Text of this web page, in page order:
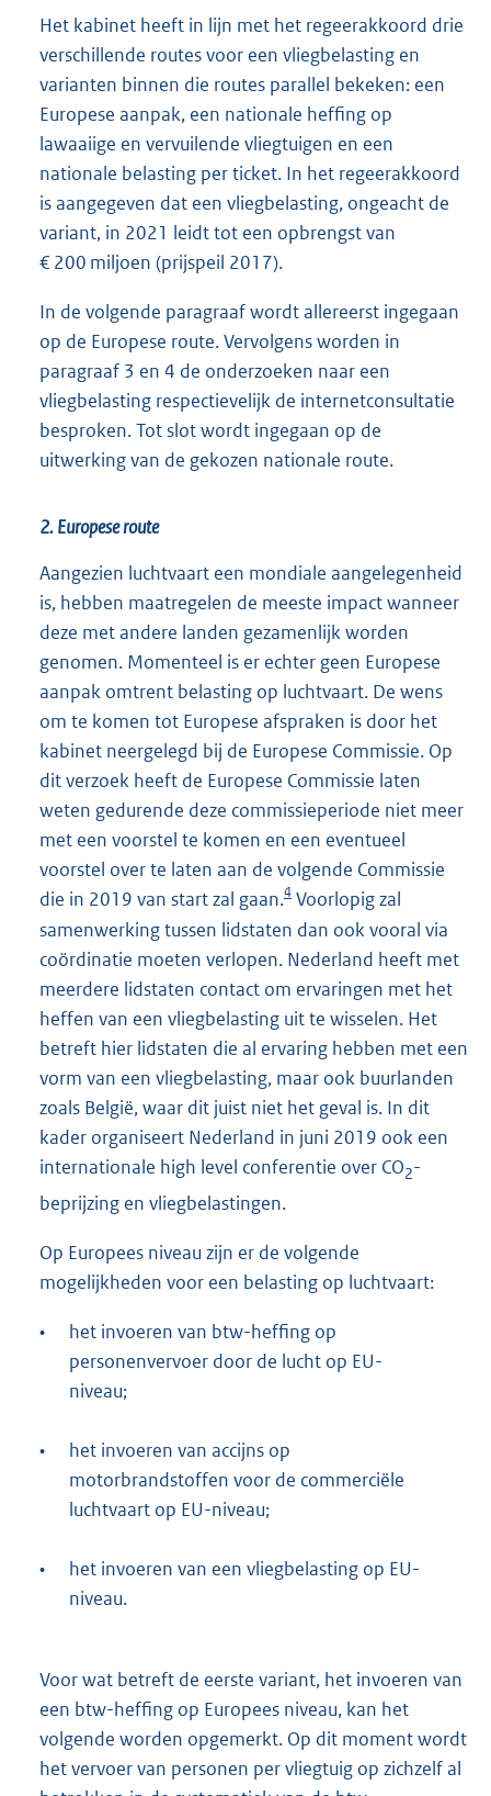
Het kabinet heeft in lijn met het regeerakkoord drie
verschillende routes voor een vliegbelasting en
varianten binnen die routes parallel bekeken: een
Europese aanpak, een nationale heffing op
lawaaiige en vervuilende vliegtuigen en een
nationale belasting per ticket. In het regeerakkoord
is aangegeven dat een vliegbelasting, ongeacht de
variant, in 2021 leidt tot een opbrengst van
€ 200 miljoen (prijspeil 2017).
In de volgende paragraaf wordt allereerst ingegaan
op de Europese route. Vervolgens worden in
paragraaf 3 en 4 de onderzoeken naar een
vliegbelasting respectievelijk de internetconsultatie
besproken. Tot slot wordt ingegaan op de
uitwerking van de gekozen nationale route.
2. Europese route
Aangezien luchtvaart een mondiale aangelegenheid
is, hebben maatregelen de meeste impact wanneer
deze met andere landen gezamenlijk worden
genomen. Momenteel is er echter geen Europese
aanpak omtrent belasting op luchtvaart. De wens
om te komen tot Europese afspraken is door het
kabinet neergelegd bij de Europese Commissie. Op
dit verzoek heeft de Europese Commissie laten
weten gedurende deze commissieperiode niet meer
met een voorstel te komen en een eventueel
voorstel over te laten aan de volgende Commissie
die in 2019 van start zal gaan.4 Voorlopig zal
samenwerking tussen lidstaten dan ook vooral via
coördinatie moeten verlopen. Nederland heeft met
meerdere lidstaten contact om ervaringen met het
heffen van een vliegbelasting uit te wisselen. Het
betreft hier lidstaten die al ervaring hebben met een
vorm van een vliegbelasting, maar ook buurlanden
zoals België, waar dit juist niet het geval is. In dit
kader organiseert Nederland in juni 2019 ook een
internationale high level conferentie over CO2-
beprijzing en vliegbelastingen.
Op Europees niveau zijn er de volgende
mogelijkheden voor een belasting op luchtvaart:
•
het invoeren van btw-heffing op
personenvervoer door de lucht op EU-
niveau;
•
het invoeren van accijns op
motorbrandstoffen voor de commerciële
luchtvaart op EU-niveau;
•
het invoeren van een vliegbelasting op EU-
niveau.
Voor wat betreft de eerste variant, het invoeren van
een btw-heffing op Europees niveau, kan het
volgende worden opgemerkt. Op dit moment wordt
het vervoer van personen per vliegtuig op zichzelf al